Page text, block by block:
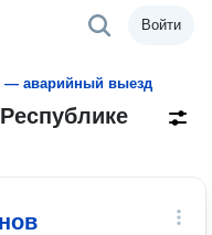
Войти
— аварийный выезд